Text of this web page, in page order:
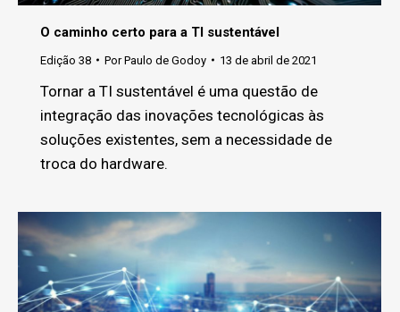
O caminho certo para a TI sustentável
Edição 38 PorPaulo de Godoy 13 de abril de 2021
Tornar a TI sustentável é uma questão de
integração das inovações tecnológicas às
soluções existentes, sem a necessidade de
troca do hardware.